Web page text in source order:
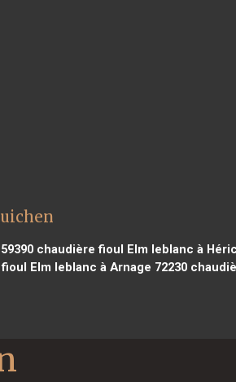
chaudière fioul Elm leblanc à
Elm leblanc à Arnage 72230